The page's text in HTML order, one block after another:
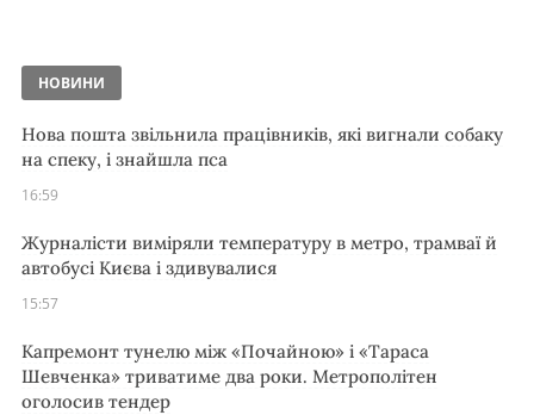
НОВИНИ
Нова пошта звільнила працівників, які вигнали собаку
на спеку, і знайшла пса
16:59
Журналісти виміряли температуру в метро, трамваї й
автобусі Києва і здивувалися
15:57
Капремонт тунелю між «Почайною» і «Тараса
Шевченка» триватиме два роки. Метрополітен
оголосив тендер